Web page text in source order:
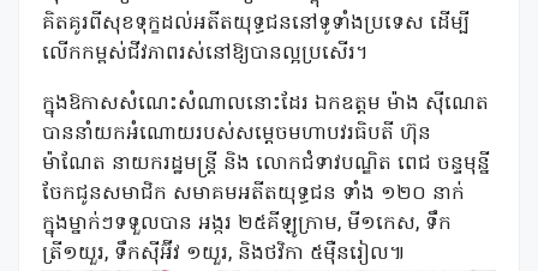
គិតគូរពីសុខទុក្ខដល់អតីតយុទ្ធជននៅទូទាំងប្រទេស ដើម្បី
លើកកម្ពស់ជីវភាពរស់នៅឱ្យបានល្អប្រសើរ។
ក្នុងឱកាសសំណេះសំណាលនោះដែរ ឯកឧត្តម ម៉ាង ស៊ីណេត
បាននាំយកអំណោយរបស់សម្តេចមហាបវរធិបតី ហ៊ុន
ម៉ាណែត នាយករដ្ឋមន្ត្រី និង លោកជំទាវបណ្ឌិត ពេជ ចន្ទមុន្នី
ចែកជូនសមាជិក សមាគមអតីតយុទ្ធជន ទាំង ១២០ នាក់
ក្នុងម្នាក់ៗទទួលបាន អង្ករ ២៥គីឡូក្រាម, មី១កេស, ទឹក
ត្រី១យួរ, ទឹកស៊ីអ៊ីវ ១យួរ, និងថវិកា ៥ម៉ឺនរៀល៕